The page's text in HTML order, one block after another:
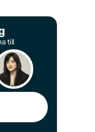
till